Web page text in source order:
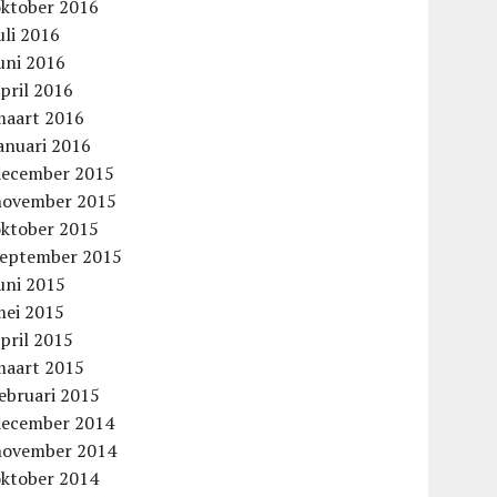
2016
2016
2016
2016
2016
2016
2015
2015
2015
2015
2015
2015
2015
2015
2015
2014
2014
2014